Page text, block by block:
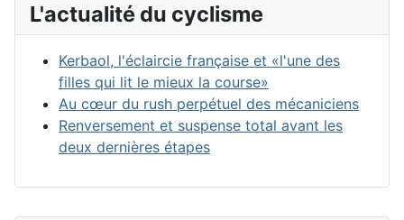
L'actualité du cyclisme
Kerbaol, l'éclaircie française et «l'une des
filles qui lit le mieux la course»
Au cœur du rush perpétuel des mécaniciens
Renversement et suspense total avant les
deux dernières étapes